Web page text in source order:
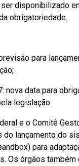
disponibilizado
obrigatoriedade.
para
nova data para
legislação.
e o Comitê
do lançamento do
para
Os órgãos também